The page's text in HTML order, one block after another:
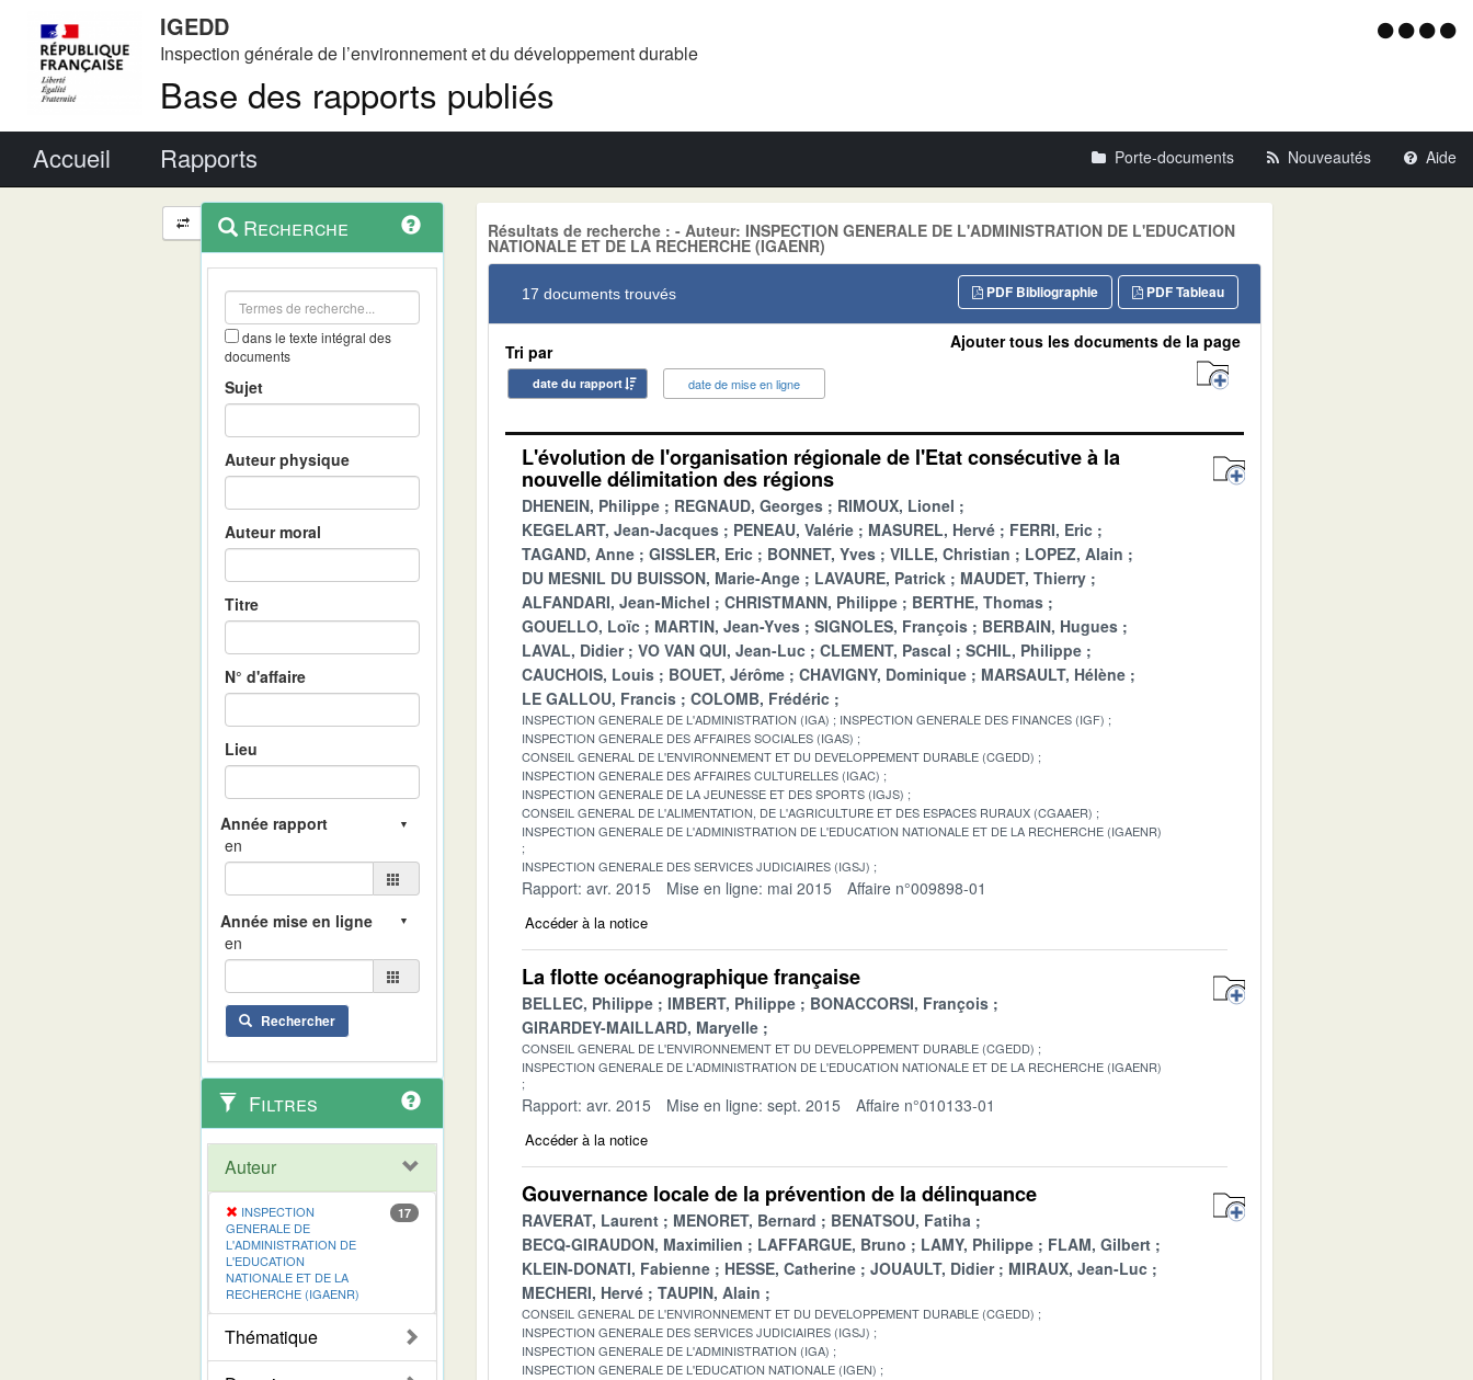
IGEDD
Inspection générale de l’environnement et du développement durable
Base des rapports publiés
Menu
Accueil Rapports Porte-documents Nouveautés Aide
Navigation
et
outils
contextuel
Recherche
dans le texte intégral des
documents
Sujet
Auteur physique
Auteur moral
Titre
N° d'affaire
Lieu
en
en
Rechercher
Filtres
Auteur
INSPECTION
GENERALE DE
L'ADMINISTRATION DE
L'EDUCATION
NATIONALE ET DE LA
RECHERCHE (IGAENR)
17
Thématique
Résultats de recherche : - Auteur: INSPECTION GENERALE DE L'ADMINISTRATION DE L'EDUCATION
NATIONALE ET DE LA RECHERCHE (IGAENR)
17 documents trouvés PDF Tableau
PDF Bibliographie
Tri par
date du rapport date de mise en ligne
Ajouter tous les documents de la page
L'évolution de l'organisation régionale de l'Etat consécutive à la
nouvelle délimitation des régions
DHENEIN, Philippe REGNAUD, Georges
RIMOUX, Lionel
KEGELART, Jean-Jacques
PENEAU, Valérie MASUREL, Hervé
FERRI, Eric
TAGAND, Anne
GISSLER, Eric BONNET, Yves VILLE, Christian
LOPEZ, Alain
DU MESNIL DU BUISSON, Marie-Ange
LAVAURE, Patrick
MAUDET, Thierry
ALFANDARI, Jean-Michel
CHRISTMANN, Philippe
BERTHE, Thomas
GOUELLO, Loïc
MARTIN, Jean-Yves SIGNOLES, François
BERBAIN, Hugues
LAVAL, Didier
VO VAN QUI, Jean-Luc CLEMENT, Pascal
SCHIL, Philippe
CAUCHOIS, Louis
BOUET, Jérôme CHAVIGNY, Dominique
MARSAULT, Hélène
LE GALLOU, Francis
COLOMB, Frédéric
INSPECTION GENERALE DE L'ADMINISTRATION (IGA)
INSPECTION GENERALE DES FINANCES (IGF)
INSPECTION GENERALE DES AFFAIRES SOCIALES (IGAS)
CONSEIL GENERAL DE L'ENVIRONNEMENT ET DU DEVELOPPEMENT DURABLE (CGEDD)
INSPECTION GENERALE DES AFFAIRES CULTURELLES (IGAC)
INSPECTION GENERALE DE LA JEUNESSE ET DES SPORTS (IGJS)
CONSEIL GENERAL DE L'ALIMENTATION, DE L'AGRICULTURE ET DES ESPACES RURAUX (CGAAER)
INSPECTION GENERALE DE L'ADMINISTRATION DE L'EDUCATION NATIONALE ET DE LA RECHERCHE (IGAENR)
INSPECTION GENERALE DES SERVICES JUDICIAIRES (IGSJ)
Rapport: avr. 2015 Mise en ligne: mai 2015 Affaire n°009898-01
Accéder à la notice
La flotte océanographique française
BELLEC, Philippe IMBERT, Philippe
BONACCORSI, François
GIRARDEY-MAILLARD, Maryelle
CONSEIL GENERAL DE L'ENVIRONNEMENT ET DU DEVELOPPEMENT DURABLE (CGEDD)
INSPECTION GENERALE DE L'ADMINISTRATION DE L'EDUCATION NATIONALE ET DE LA RECHERCHE (IGAENR)
Rapport: avr. 2015 Mise en ligne: sept. 2015 Affaire n°010133-01
Accéder à la notice
Gouvernance locale de la prévention de la délinquance
RAVERAT, Laurent MENORET, Bernard
BENATSOU, Fatiha
BECQ-GIRAUDON, Maximilien
LAFFARGUE, Bruno LAMY, Philippe
FLAM, Gilbert
KLEIN-DONATI, Fabienne
HESSE, Catherine JOUAULT, Didier
MIRAUX, Jean-Luc
MECHERI, Hervé
TAUPIN, Alain
CONSEIL GENERAL DE L'ENVIRONNEMENT ET DU DEVELOPPEMENT DURABLE (CGEDD)
INSPECTION GENERALE DES SERVICES JUDICIAIRES (IGSJ)
INSPECTION GENERALE DE L'ADMINISTRATION (IGA)
INSPECTION GENERALE DE L'EDUCATION NATIONALE (IGEN)